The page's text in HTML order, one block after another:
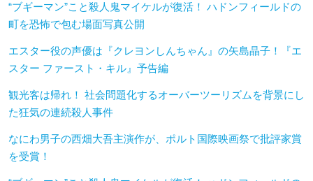
“ブギーマン”こと殺人鬼マイケルが復活！ ハドンフィールドの
町を恐怖で包む場面写真公開
エスター役の声優は『クレヨンしんちゃん』の矢島晶子！『エ
スター ファースト・キル』予告編
観光客は帰れ！ 社会問題化するオーバーツーリズムを背景にし
た狂気の連続殺人事件
なにわ男子の西畑大吾主演作が、ポルト国際映画祭で批評家賞
を受賞！